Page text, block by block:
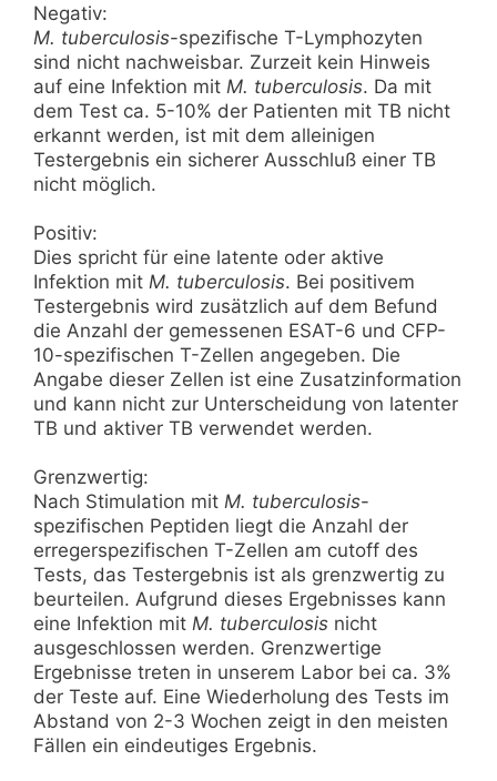
Negativ:
M. tuberculosis-spezifische T-Lymphozyten
sind nicht nachweisbar. Zurzeit kein Hinweis
auf eine Infektion mit M. tuberculosis. Da mit
dem Test ca. 5-10% der Patienten mit TB nicht
erkannt werden, ist mit dem alleinigen
Testergebnis ein sicherer Ausschluß einer TB
nicht möglich.
Positiv:
Dies spricht für eine latente oder aktive
Infektion mit M. tuberculosis. Bei positivem
Testergebnis wird zusätzlich auf dem Befund
die Anzahl der gemessenen ESAT-6 und CFP-
10-spezifischen T-Zellen angegeben. Die
Angabe dieser Zellen ist eine Zusatzinformation
und kann nicht zur Unterscheidung von latenter
TB und aktiver TB verwendet werden.
Grenzwertig:
Nach Stimulation mit M. tuberculosis-
spezifischen Peptiden liegt die Anzahl der
erregerspezifischen T-Zellen am cutoff des
Tests, das Testergebnis ist als grenzwertig zu
beurteilen. Aufgrund dieses Ergebnisses kann
eine Infektion mit M. tuberculosis nicht
ausgeschlossen werden. Grenzwertige
Ergebnisse treten in unserem Labor bei ca. 3%
der Teste auf. Eine Wiederholung des Tests im
Abstand von 2-3 Wochen zeigt in den meisten
Fällen ein eindeutiges Ergebnis.